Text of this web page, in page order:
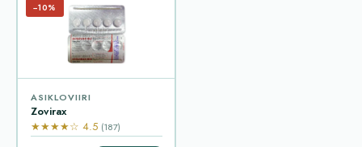
−10%
ASIKLOVIIRI
Zovirax
★★★★☆ 4.5 (187)